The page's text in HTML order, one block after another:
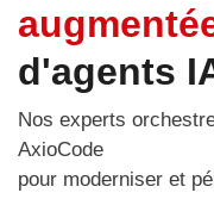
d'agents
Nos experts
AxioCode
pour moderniser et